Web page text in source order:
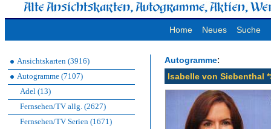
Home Neues Suche
Ansichtskarten (3916)
Autogramme (7107)
Adel (13)
Fernsehen/TV allg. (2627)
Fernsehen/TV Serien (1671)
Autogramme:
Isabelle von Siebenthal